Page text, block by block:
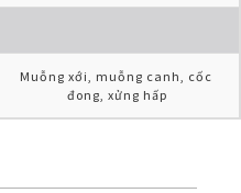
Muỗng xới, muỗng canh, cốc
đong, xửng hấp